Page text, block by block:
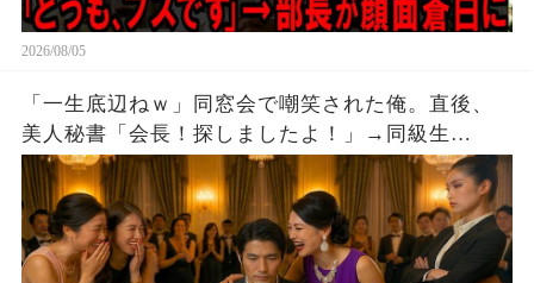
2026/08/05
「一生底辺ねｗ」同窓会で嘲笑された俺。直後、
美人秘書「会長！探しましたよ！」→同級生
「え？」。